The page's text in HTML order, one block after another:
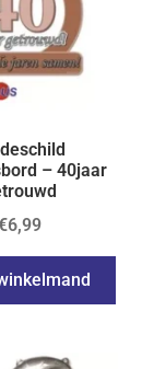
– 40jaar
6,99